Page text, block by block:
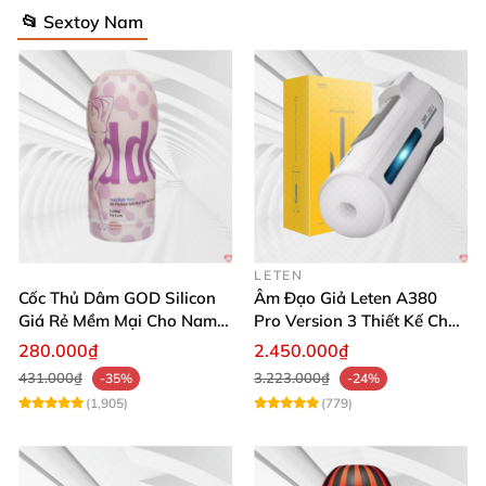
📂 Sextoy Nam
Cốc Thủ Dâm GOD Silicon
Giá Rẻ Mềm Mại Cho Nam
Giới
280.000₫
431.000₫
-35%
(1,905)
LETEN
Âm Đạo Giả Leten A380
Pro Version 3 Thiết Kế Chân
Thực
2.450.000₫
3.223.000₫
-24%
(779)